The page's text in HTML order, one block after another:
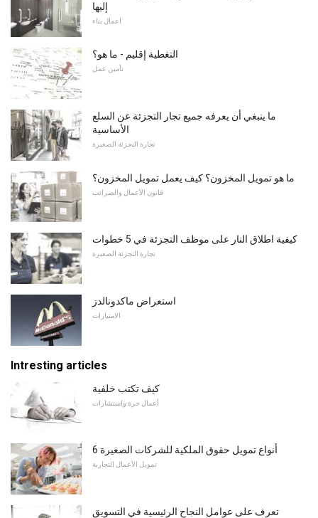
إليها
اعمال بناء
التغطية إقليم - ما هو؟
تأمين عمل
ما ينبغي أن يعرفه جميع تجار التجزئة عن السلع
الأساسية
تجارة التجزئة الصغيرة
ما هو تمويل المخزون؟ كيف يعمل تمويل المخزون؟
قانون الأعمال والضرائب
كيفية اطلاق النار على موظف التجزئة في 5 خطوات
تجارة التجزئة الصغيرة
استعراض ماكدونالدز
الامتيازات
Intresting articles
كيف تكتب خلفية
أعمال حرة واستشارات
6 أنواع تمويل حقوق الملكية للشركات الصغيرة
تمويل الأعمال التجارية
تعرف على عوامل النجاح الرئيسية في التسويق